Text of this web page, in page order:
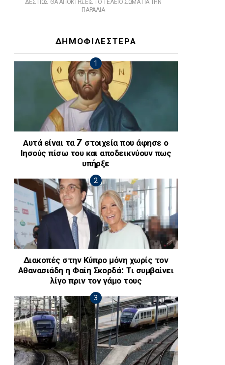
ΔΕΣ ΠΩΣ ΘΑ ΑΠΟΚΤΗΣΕΙΣ ΤΟ ΤΕΛΕΙΟ ΣΩΜΑ ΓΙΑ ΤΗΝ
ΠΑΡΑΛΙΑ
ΔΗΜΟΦΙΛΕΣΤΕΡΑ
Αυτά είναι τα 7 στοιχεία που άφησε ο
Ιησούς πίσω του και αποδεικνύουν πως
υπήρξε
Διακοπές στην Κύπρο μόνη χωρίς τον
Αθανασιάδη η Φαίη Σκορδά: Τι συμβαίνει
λίγο πριν τον γάμο τους